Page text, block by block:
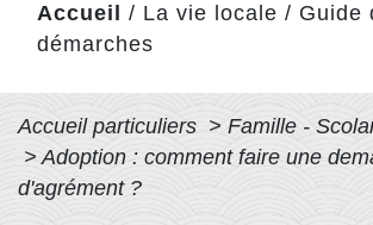
Accueil / La vie locale / Guide
démarches
Accueil particuliers > Famille -
> Adoption : comment faire une
d'agrément ?